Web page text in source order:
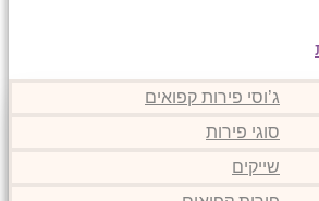
ג’וסי פירות קפואים
סוגי פירות
שייקים